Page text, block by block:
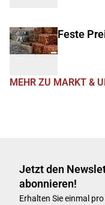
Feste
MEHR ZU MARKT &
Jetzt den
abonnieren!
Erhalten Sie einmal